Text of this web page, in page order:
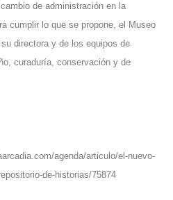
de administración en la
cumplir lo que se propone, el Museo
directora y de los equipos de
curaduría, conservación y de
agenda/articulo/el-nuevo-
de-historias/75874